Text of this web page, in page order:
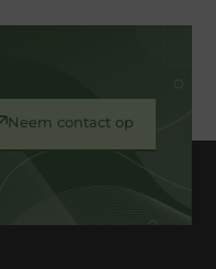
Neem contact op